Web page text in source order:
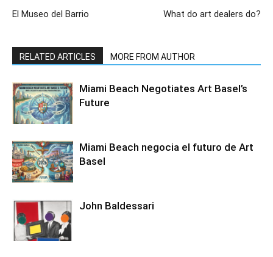
El Museo del Barrio What do art dealers do?
RELATED ARTICLES MORE FROM AUTHOR
Miami Beach Negotiates Art Basel’s
Future
Miami Beach negocia el futuro de Art
Basel
John Baldessari